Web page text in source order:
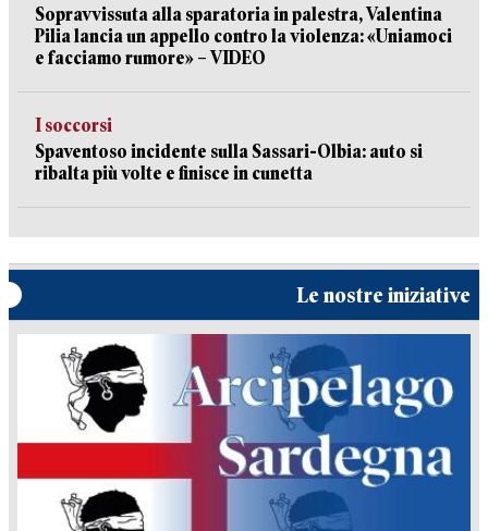
Sopravvissuta alla sparatoria in palestra, Valentina
Pilia lancia un appello contro la violenza: «Uniamoci
e facciamo rumore» – VIDEO
I soccorsi
Spaventoso incidente sulla Sassari-Olbia: auto si
ribalta più volte e finisce in cunetta
Le nostre iniziative